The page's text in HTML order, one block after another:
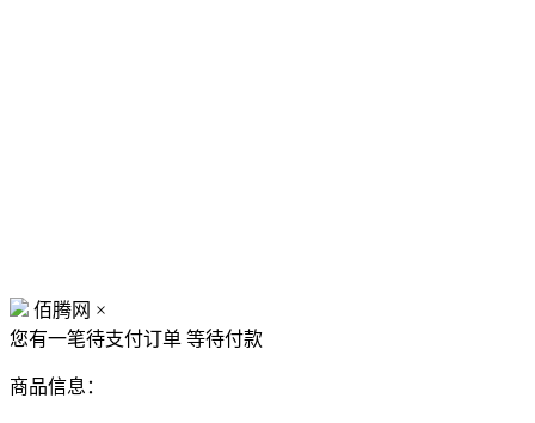
佰腾网 ×
您有一笔待支付订单 等待付款
商品信息：